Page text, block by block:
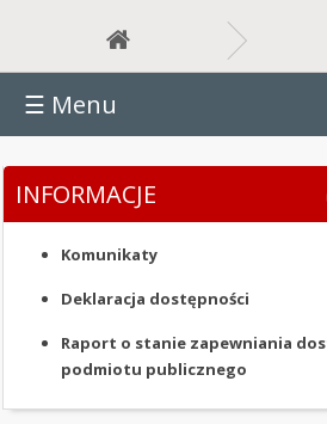
☰ Menu
BUDŻET
GMINY
RAPORT
O
GMINY
ORGANIZACYJNE
INFORMACJE
Komunikaty
Deklaracja dostępności
Raport o stanie zapewniania
podmiotu publicznego